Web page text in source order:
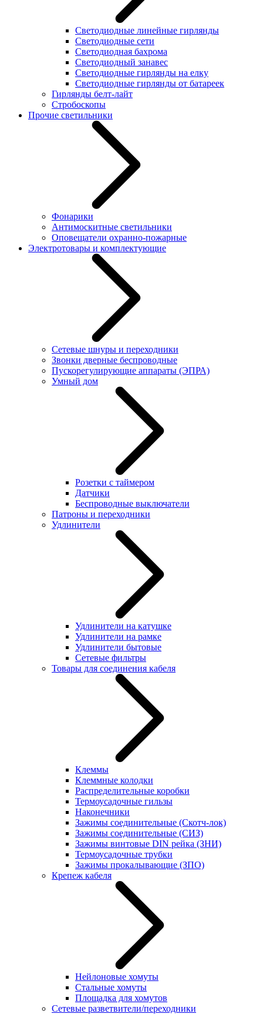
Светодиодные линейные гирлянды
Светодиодные сети
Светодиодная бахрома
Светодиодный занавес
Светодиодные гирлянды на елку
Светодиодные гирлянды от батареек
Гирлянды белт-лайт
Стробоскопы
Прочие светильники
Фонарики
Антимоскитные светильники
Оповещатели охранно-пожарные
Электротовары и комплектующие
Сетевые шнуры и переходники
Звонки дверные беспроводные
Пускорегулирующие аппараты (ЭПРА)
Умный дом
Розетки с таймером
Датчики
Беспроводные выключатели
Патроны и переходники
Удлинители
Удлинители на катушке
Удлинители на рамке
Удлинители бытовые
Сетевые фильтры
Товары для соединения кабеля
Клеммы
Клеммные колодки
Распределительные коробки
Термоусадочные гильзы
Наконечники
Зажимы соединительные (Скотч-лок)
Зажимы соединительные (СИЗ)
Зажимы винтовые DIN рейка (ЗНИ)
Термоусадочные трубки
Зажимы прокалывающие (ЗПО)
Крепеж кабеля
Нейлоновые хомуты
Стальные хомуты
Площадка для хомутов
Сетевые разветвители/переходники